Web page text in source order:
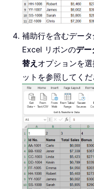
補助行を含むデータ
Excel リボンのデー
替え オプションを
ットを参照してくだ